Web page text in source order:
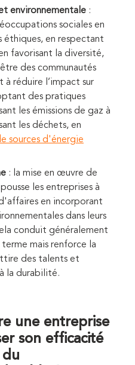
environnementale :
sociales en
en respectant
favorisant la diversité,
des communautés
à réduire l’impact sur
des pratiques
les émissions de gaz à
les déchets, en
sources d'énergie
: la mise en œuvre de
les entreprises à
en incorporant
dans leurs
conduit généralement
mais renforce la
des talents et
la durabilité.
une entreprise
son efficacité
du